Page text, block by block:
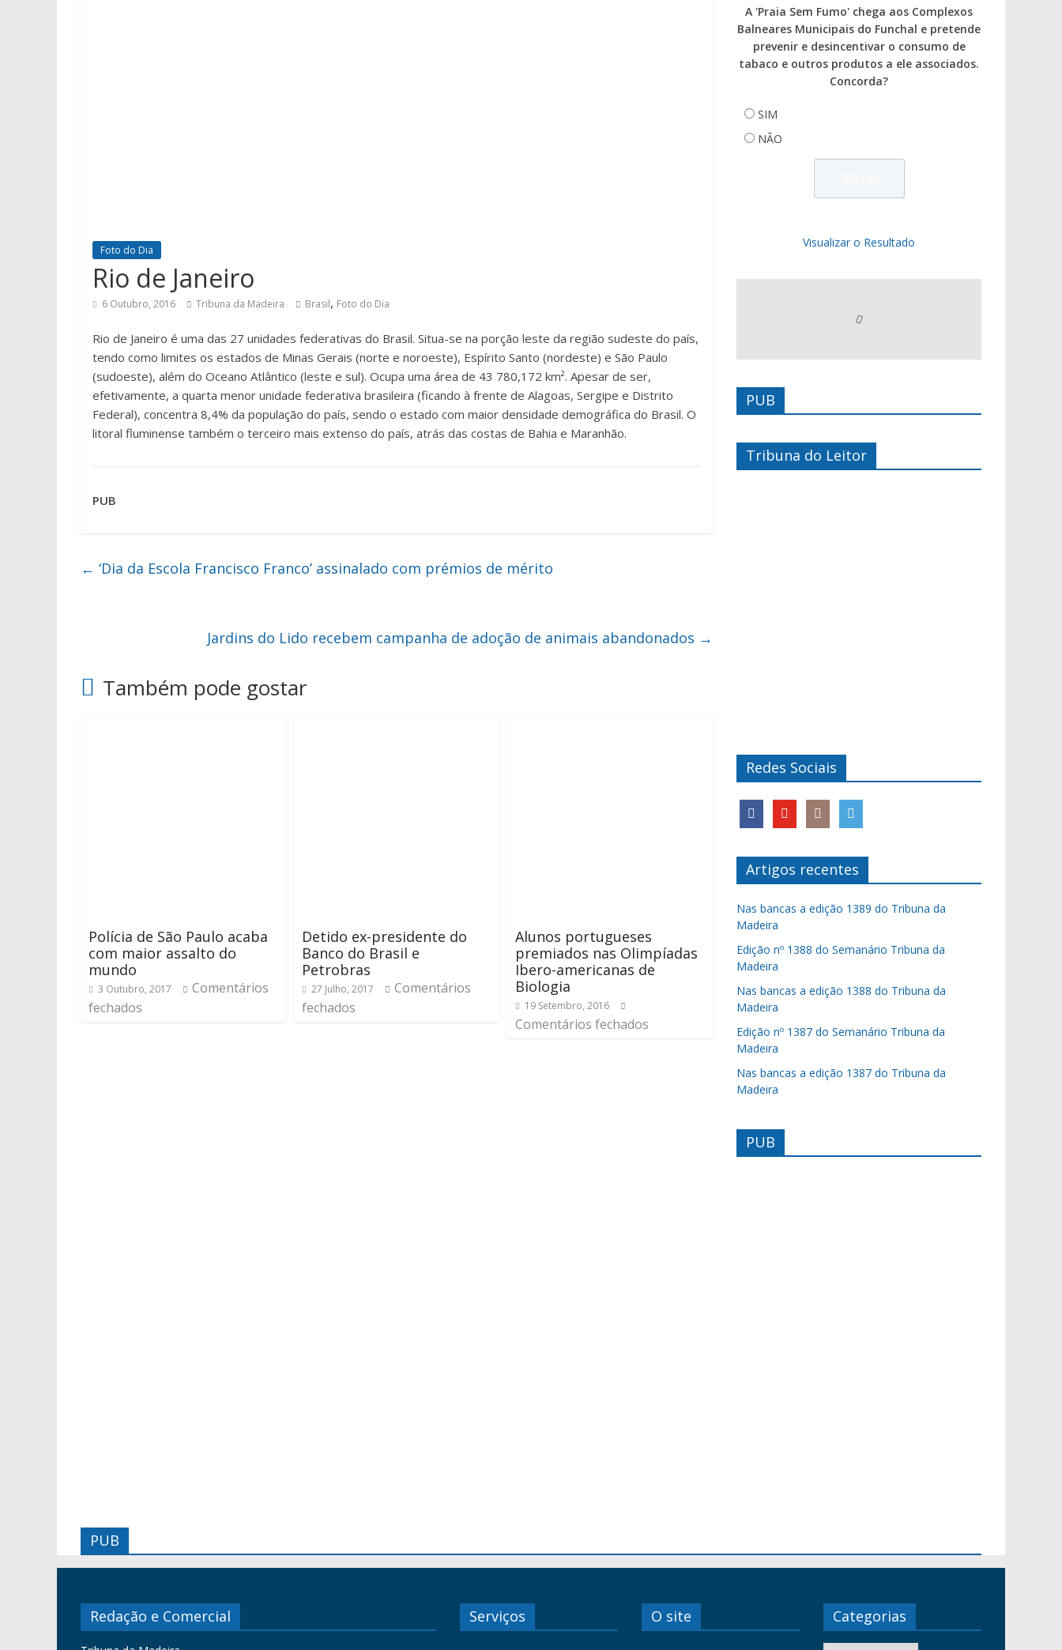
Foto do Dia
Rio de Janeiro
6 Outubro, 2016 Tribuna da Madeira Brasil, Foto do Dia
Rio de Janeiro é uma das 27 unidades federativas do Brasil. Situa-se na porção leste da região sudeste do país,
tendo como limites os estados de Minas Gerais (norte e noroeste), Espírito Santo (nordeste) e São Paulo
(sudoeste), além do Oceano Atlântico (leste e sul). Ocupa uma área de 43 780,172 km². Apesar de ser,
efetivamente, a quarta menor unidade federativa brasileira (ficando à frente de Alagoas, Sergipe e Distrito
Federal), concentra 8,4% da população do país, sendo o estado com maior densidade demográfica do Brasil. O
litoral fluminense também o terceiro mais extenso do país, atrás das costas de Bahia e Maranhão.
PUB
← ‘Dia da Escola Francisco Franco’ assinalado com prémios de mérito
Jardins do Lido recebem campanha de adoção de animais abandonados →
Também pode gostar
Polícia de São Paulo acaba
com maior assalto do
mundo
3 Outubro, 2017
Comentários
fechados
Detido ex-presidente do
Banco do Brasil e
Petrobras
27 Julho, 2017
Comentários
fechados
Alunos portugueses
premiados nas Olimpíadas
Ibero-americanas de
Biologia
19 Setembro, 2016
Comentários fechados
A 'Praia Sem Fumo' chega aos Complexos
Balneares Municipais do Funchal e pretende
prevenir e desincentivar o consumo de
tabaco e outros produtos a ele associados.
Concorda?
SIM
NÃO
Visualizar o Resultado
PUB
Tribuna do Leitor
Redes Sociais
Artigos recentes
Nas bancas a edição 1389 do Tribuna da
Madeira
Edição nº 1388 do Semanário Tribuna da
Madeira
Nas bancas a edição 1388 do Tribuna da
Madeira
Edição nº 1387 do Semanário Tribuna da
Madeira
Nas bancas a edição 1387 do Tribuna da
Madeira
PUB
PUB
Redação e Comercial Serviços O site Categorias